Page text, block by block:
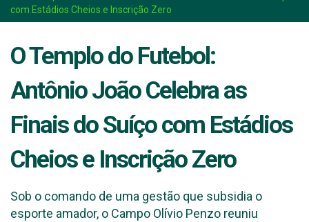
com Estádios Cheios e Inscrição Zero
O Templo do Futebol:
Antônio João Celebra as
Finais do Suíço com Estádios
Cheios e Inscrição Zero
Sob o comando de uma gestão que subsidia o
esporte amador, o Campo Olívio Penzo reuniu